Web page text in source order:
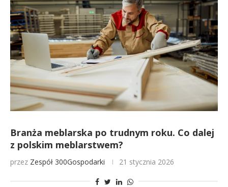
Branża meblarska po trudnym roku. Co dalej
z polskim meblarstwem?
przez Zespół 300Gospodarki 21 stycznia 2026